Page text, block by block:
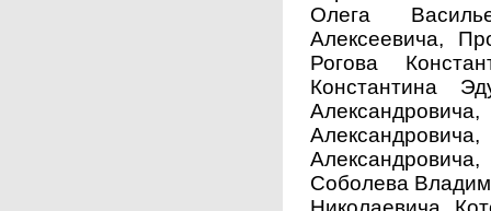
Олега
Алексеевича,
Рогова
Константина
Соболева